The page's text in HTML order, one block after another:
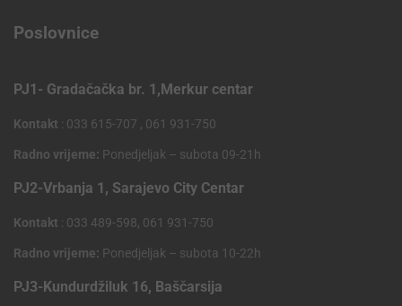
Poslovnice
PJ1- Gradačačka br. 1,Merkur centar
Kontakt : 033 615-707 , 061 931-750
Radno vrijeme: Ponedjeljak – subota 09-21h
PJ2-Vrbanja 1, Sarajevo City Centar
Kontakt : 033 489-598, 061 931-750
Radno vrijeme: Ponedjeljak – subota 10-22h
PJ3-Kundurdžiluk 16, Baščarsija